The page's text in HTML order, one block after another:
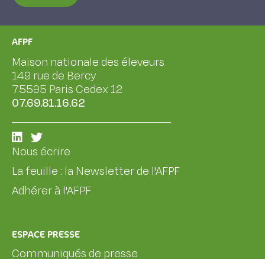
AFPF
Maison nationale des éleveurs
149 rue de Bercy
75595 Paris Cedex 12
07.69.81.16.62
Nous écrire
La feuille : la Newsletter de l'AFPF
Adhérer à l'AFPF
ESPACE PRESSE
Communiqués de presse